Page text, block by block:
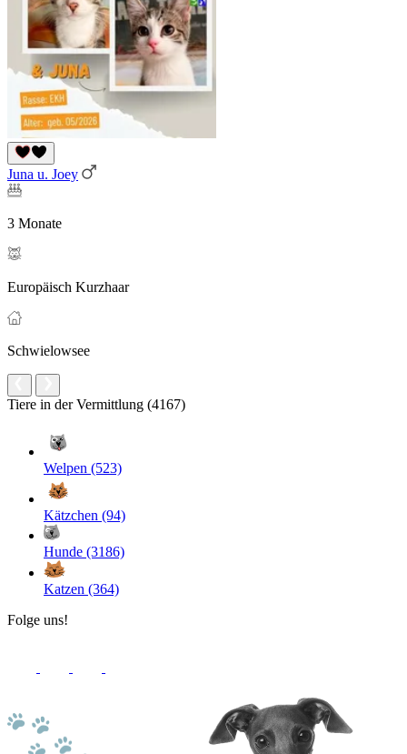
Juna u. Joey
3 Monate
Europäisch Kurzhaar
Schwielowsee
Tiere in der Vermittlung (4167)
Welpen (523)
Kätzchen (94)
Hunde (3186)
Katzen (364)
Folge uns!